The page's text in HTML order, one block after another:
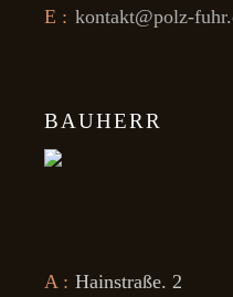
E : kontakt@polz-
BAUHERR
A : Hainstraße. 2